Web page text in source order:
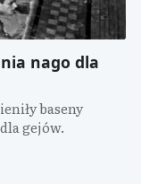
nago dla
baseny
gejów.